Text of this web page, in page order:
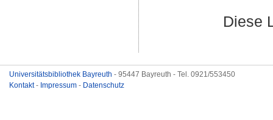
Diese
Universitätsbibliothek Bayreuth - 95447 Bayreuth - Tel. 0921/553450
Kontakt- Impressum - Datenschutz